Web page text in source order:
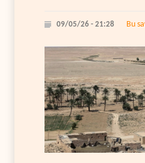
09/05/26 - 21:28 Bu